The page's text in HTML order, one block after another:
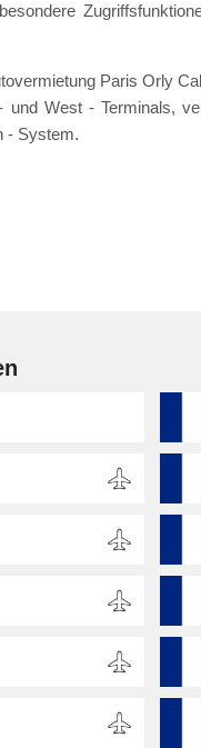
Paris Orly
West - Terminals,
- System.